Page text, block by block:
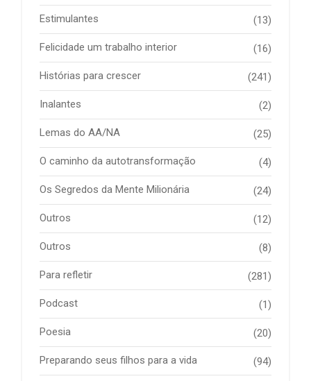
Estimulantes (13)
Felicidade um trabalho interior (16)
Histórias para crescer (241)
Inalantes (2)
Lemas do AA/NA (25)
O caminho da autotransformação (4)
Os Segredos da Mente Milionária (24)
Outros (12)
Outros (8)
Para refletir (281)
Podcast (1)
Poesia (20)
Preparando seus filhos para a vida (94)